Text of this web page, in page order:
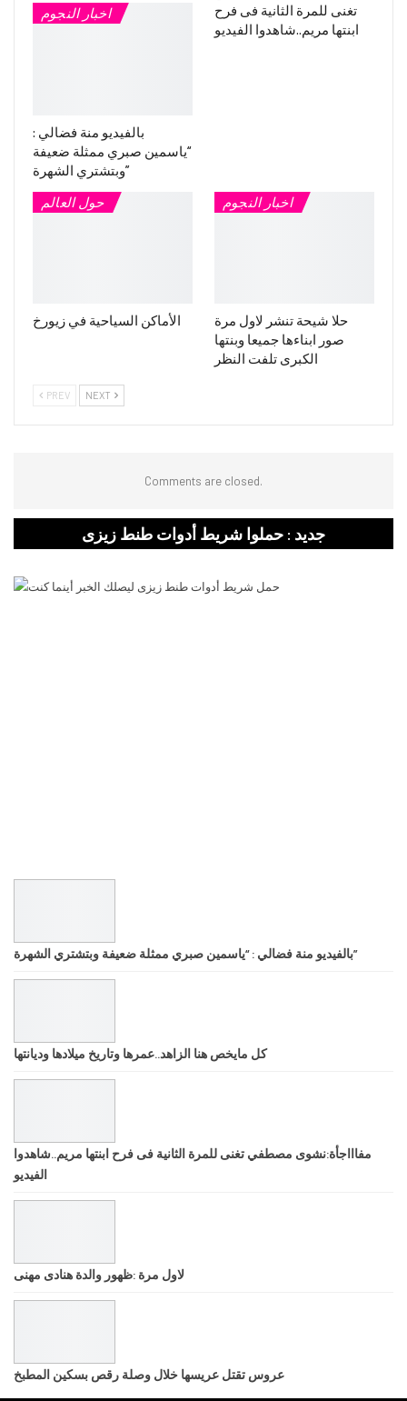
اخبار النجوم
بالفيديو منة فضالي :
“ياسمين صبري ممثلة ضعيفة
وبتشتري الشهرة”
تغنى للمرة الثانية فى فرح
ابنتها مريم..شاهدوا الفيديو
حول العالم
الأماكن السياحية في زيورخ
اخبار النجوم
حلا شيحة تنشر لاول مرة
صور ابناءها جميعا وبنتها
الكبرى تلفت النظر
PREV NEXT
Comments are closed.
جديد : حملوا شريط أدوات طنط زيزى
بالفيديو منة فضالي : “ياسمين صبري ممثلة ضعيفة وبتشتري الشهرة”
كل مايخص هنا الزاهد..عمرها وتاريخ ميلادها وديانتها
مفاااجأة:نشوى مصطفي تغنى للمرة الثانية فى فرح ابنتها مريم..شاهدوا
الفيديو
لاول مرة :ظهور والدة هنادى مهنى
عروس تقتل عريسها خلال وصلة رقص بسكين المطبخ